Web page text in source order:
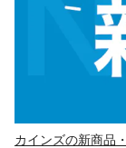
カインズの新商品